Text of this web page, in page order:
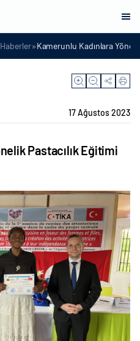
Haberler»Kamerunlu Kadınlara
17 Ağustos 2023
Pastacılık Eğitimi